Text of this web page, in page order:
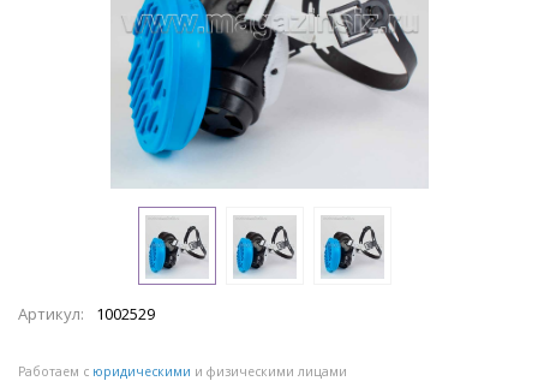
Артикул: 1002529
Работаем с юридическими и физическими лицами